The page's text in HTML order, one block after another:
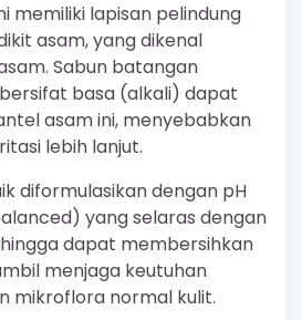
memiliki lapisan pelindung
asam, yang dikenal
Sabun batangan
basa (alkali) dapat
asam ini, menyebabkan
lebih lanjut.
diformulasikan dengan pH
yang selaras dengan
dapat membersihkan
menjaga keutuhan
mikroflora normal kulit.